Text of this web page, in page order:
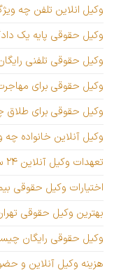
وکیل انلاین تلفن چه
وکیل حقوقی پایه یک
وکیل حقوقی تلفنی
وکیل حقوقی برای
وکیل حقوقی برای طلاق
وکیل آنلاین خانواده چه
تعهدات وکیل آنلاین ۲۴ ساعته چیست؟ آپدیت جدید
اختیارات وکیل حقوقی
بهترین وکیل حقوقی
وکیل حقوقی رایگان
هزینه وکیل آنلاین و